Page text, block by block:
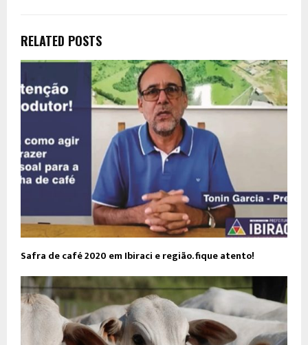
RELATED POSTS
Safra de café 2020 em Ibiraci e região. fique atento!